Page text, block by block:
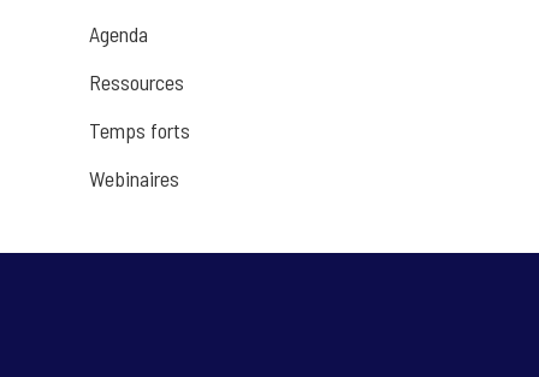
Agenda
Ressources
Temps forts
Webinaires